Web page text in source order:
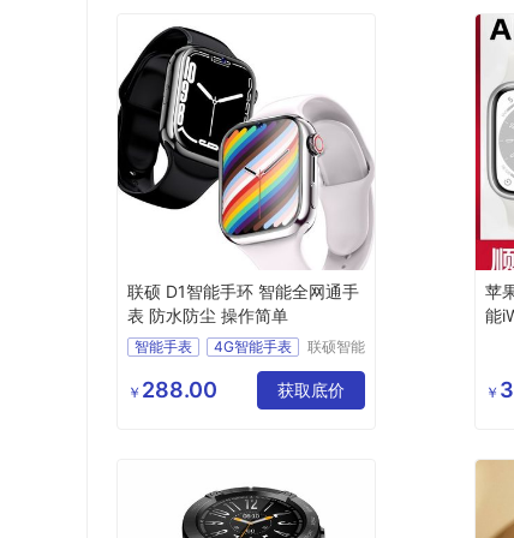
联硕 D1智能手环 智能全网通手
表 防水防尘 操作简单
智能手表
4G智能手表
心脑血管疾病预警手表
联硕智能
有限公司
￥ 288.00 获取底价
苹
能
￥